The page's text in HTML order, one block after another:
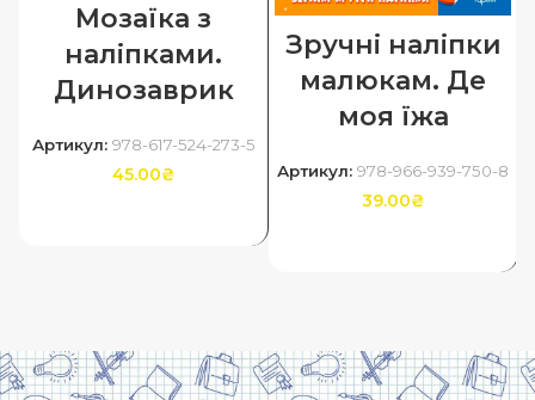
Мозаїка з
наліпками.
Динозаврик
Артикул: 978-617-524-273-5
45.00₴
Зручні наліпки
малюкам. Де
моя їжа
Артикул: 978-966-939-750-8
39.00₴